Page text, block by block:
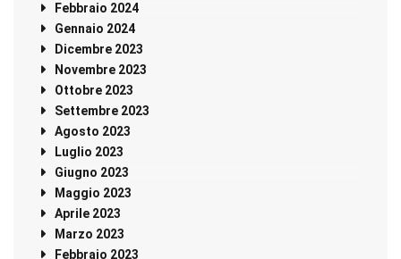
Febbraio 2024
Gennaio 2024
Dicembre 2023
Novembre 2023
Ottobre 2023
Settembre 2023
Agosto 2023
Luglio 2023
Giugno 2023
Maggio 2023
Aprile 2023
Marzo 2023
Febbraio 2023